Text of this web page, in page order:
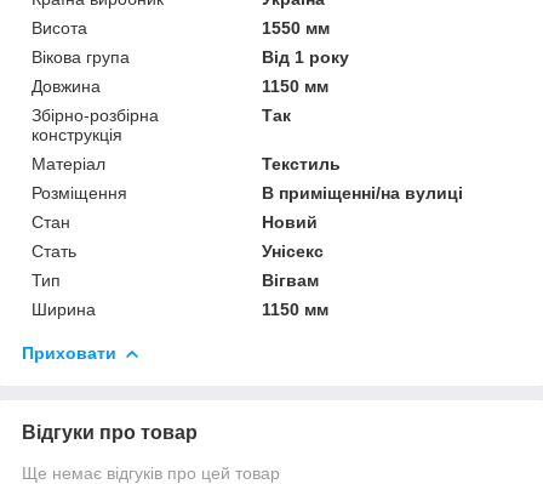
Висота
1550 мм
Вікова група
Від 1 року
Довжина
1150 мм
Збірно-розбірна
конструкція
Так
Матеріал
Текстиль
Розміщення
В приміщенні/на вулиці
Стан
Новий
Стать
Унісекс
Тип
Вігвам
Ширина
1150 мм
Приховати
Відгуки про товар
Ще немає відгуків про цей товар